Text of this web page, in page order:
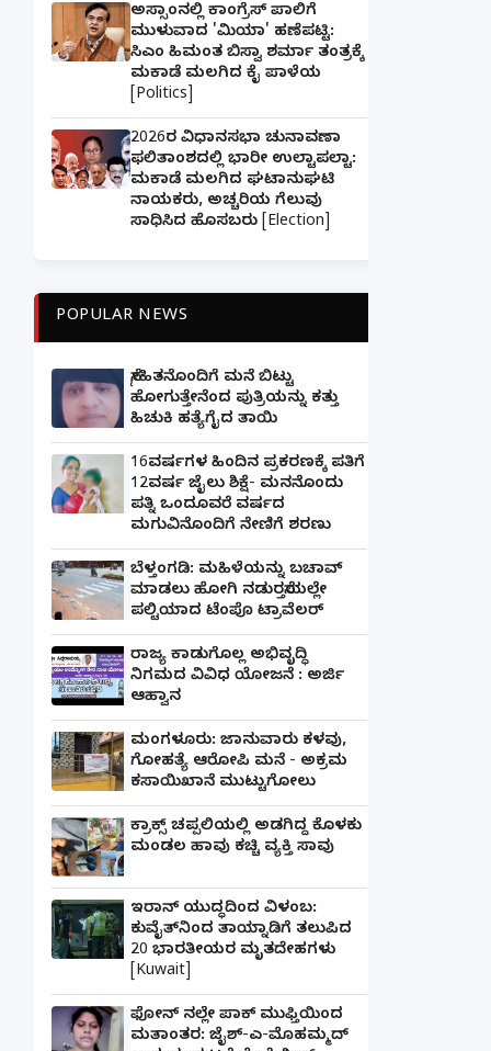
ಅಸ್ಸಾಂನಲ್ಲಿ ಕಾಂಗ್ರೆಸ್ ಪಾಲಿಗೆ
ಮುಳುವಾದ 'ಮಿಯಾ' ಹಣೆಪಟ್ಟಿ:
ಸಿಎಂ ಹಿಮಂತ ಬಿಸ್ವಾ ಶರ್ಮಾ ತಂತ್ರಕ್ಕೆ
ಮಕಾಡೆ ಮಲಗಿದ ಕೈ ಪಾಳೆಯ
[Politics]
2026ರ ವಿಧಾನಸಭಾ ಚುನಾವಣಾ
ಫಲಿತಾಂಶದಲ್ಲಿ ಭಾರೀ ಉಲ್ಟಾಪಲ್ಟಾ:
ಮಕಾಡೆ ಮಲಗಿದ ಘಟಾನುಘಟಿ
ನಾಯಕರು, ಅಚ್ಚರಿಯ ಗೆಲುವು
ಸಾಧಿಸಿದ ಹೊಸಬರು [Election]
POPULAR NEWS
ಸ್ನೇಹಿತನೊಂದಿಗೆ ಮನೆ ಬಿಟ್ಟು
ಹೋಗುತ್ತೇನೆಂದ ಪುತ್ರಿಯನ್ನು ಕತ್ತು
ಹಿಚುಕಿ ಹತ್ಯೆಗೈದ ತಾಯಿ
16ವರ್ಷಗಳ ಹಿಂದಿನ ಪ್ರಕರಣಕ್ಕೆ ಪತಿಗೆ
12ವರ್ಷ ಜೈಲು ಶಿಕ್ಷೆ- ಮನನೊಂದು
ಪತ್ನಿ ಒಂದೂವರೆ ವರ್ಷದ
ಮಗುವಿನೊಂದಿಗೆ ನೇಣಿಗೆ ಶರಣು
ಬೆಳ್ತಂಗಡಿ: ಮಹಿಳೆಯನ್ನು ಬಚಾವ್
ಮಾಡಲು ಹೋಗಿ ನಡುರಸ್ತೆಯಲ್ಲೇ
ಪಲ್ಟಿಯಾದ ಟೆಂಪೊ ಟ್ರಾವೆಲರ್
ರಾಜ್ಯ ಕಾಡುಗೊಲ್ಲ ಅಭಿವೃದ್ಧಿ
ನಿಗಮದ ವಿವಿಧ ಯೋಜನೆ : ಅರ್ಜಿ
ಆಹ್ವಾನ
ಮಂಗಳೂರು: ಜಾನುವಾರು ಕಳವು,
ಗೋಹತ್ಯೆ ಆರೋಪಿ ಮನೆ - ಅಕ್ರಮ
ಕಸಾಯಿಖಾನೆ ಮುಟ್ಟುಗೋಲು
ಕ್ರಾಕ್ಸ್ ಚಪ್ಪಲಿಯಲ್ಲಿ ಅಡಗಿದ್ದ ಕೊಳಕು
ಮಂಡಲ ಹಾವು ಕಚ್ಚಿ ವ್ಯಕ್ತಿ ಸಾವು
ಇರಾನ್ ಯುದ್ಧದಿಂದ ವಿಳಂಬ:
ಕುವೈತ್‌ನಿಂದ ತಾಯ್ನಾಡಿಗೆ ತಲುಪಿದ
20 ಭಾರತೀಯರ ಮೃತದೇಹಗಳು
[Kuwait]
ಫೋನ್ ನಲ್ಲೇ ಪಾಕ್ ಮುಫ್ತಿಯಿಂದ
ಮತಾಂತರ: ಜೈಶ್-ಎ-ಮೊಹಮ್ಮದ್